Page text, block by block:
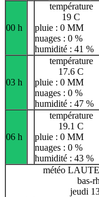
00 h
température
19 C
pluie : 0 MM
nuages : 0 %
humidité : 41 %
03 h
température
17.6 C
pluie : 0 MM
nuages : 0 %
humidité : 47 %
06 h
température
19.1 C
pluie : 0 MM
nuages : 0 %
humidité : 43 %
météo
bas-
jeudi